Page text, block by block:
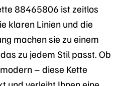
88465806 ist zeitlos
klaren Linien und die
machen sie zu einem
zu jedem Stil passt. Ob
– diese Kette